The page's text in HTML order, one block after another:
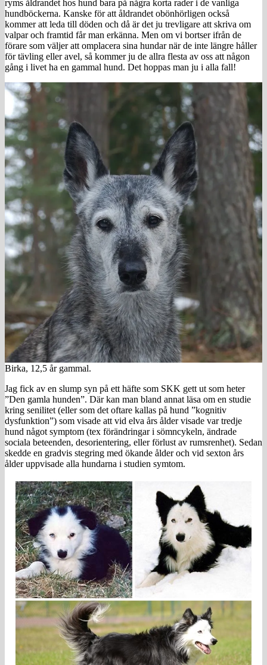
ryms åldrandet hos hund bara på några korta rader i de vanliga
hundböckerna. Kanske för att åldrandet obönhörligen också
kommer att leda till döden och då är det ju trevligare att skriva om
valpar och framtid får man erkänna. Men om vi bortser ifrån de
förare som väljer att omplacera sina hundar när de inte längre håller
för tävling eller avel, så kommer ju de allra flesta av oss att någon
gång i livet ha en gammal hund. Det hoppas man ju i alla fall!
Birka, 12,5 år gammal.
Jag fick av en slump syn på ett häfte som SKK gett ut som heter
”Den gamla hunden”. Där kan man bland annat läsa om en studie
kring senilitet (eller som det oftare kallas på hund ”kognitiv
dysfunktion”) som visade att vid elva års ålder visade var tredje
hund något symptom (tex förändringar i sömncykeln, ändrade
sociala beteenden, desorientering, eller förlust av rumsrenhet). Sedan
skedde en gradvis stegring med ökande ålder och vid sexton års
ålder uppvisade alla hundarna i studien symtom.